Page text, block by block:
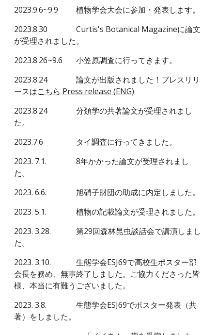
2023.9.6~9.9
植物学会大会に参加・発表します。
2023.8.30
Curtis's Botanical Magazineに論文
が受理されました。
2023.8.26~9.6
小笠原調査に行ってきます。
2023.8.24
論文が出版されました ！プレスリリ
ースはこちら Press release (ENG)
2023.8.24
分類学の共著論文が受理されまし
た。
2023.7.6
タイ調査に行ってきました。
2023. 7.1.
8年かかった論文が受理されまし
た。
2023.6.6. 旭硝子財団の助成に内定しました。
2023. 5.1.
植物の記載論文が受理されました。
2023.3.28.
第29回森林昆虫談話会で講演しまし
た。
2023.3.10.
生態学会ESJ69で高校生ポスター部
会長を務め、無事終了しました。ご協力くださった皆
様、本当に有難うございました。
2023.3.8.
生態学会ESJ69でポスター発表（共
著）をしました。